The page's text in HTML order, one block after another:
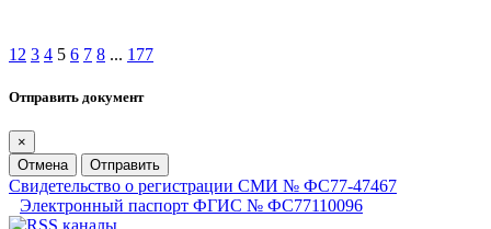
1 2 3 4 5 6 7 8 ... 177
Отправить документ
×
Отмена
Отправить
Свидетельство о регистрации СМИ № ФС77-47467
Электронный паспорт ФГИС № ФС77110096